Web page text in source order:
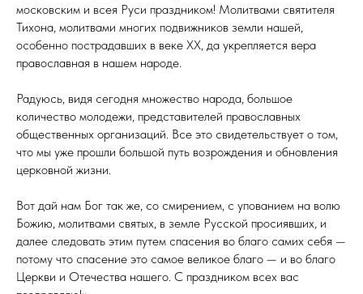
московским и всея Руси праздником! Молитвами святителя
Тихона, молитвами многих подвижников земли нашей,
особенно пострадавших в веке XX, да укрепляется вера
православная в нашем народе.
Радуюсь, видя сегодня множество народа, большое
количество молодежи, представителей православных
общественных организаций. Все это свидетельствует о том,
что мы уже прошли большой путь возрождения и обновления
церковной жизни.
Вот дай нам Бог так же, со смирением, с упованием на волю
Божию, молитвами святых, в земле Русской просиявших, и
далее следовать этим путем спасения во благо самих себя —
потому что спасение это самое великое благо — и во благо
Церкви и Отечества нашего. С праздником всех вас